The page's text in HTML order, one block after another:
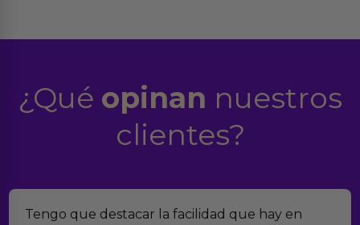
¿Qué opinan nuestros
clientes?
Encontramos Erotiks a través de Google y la